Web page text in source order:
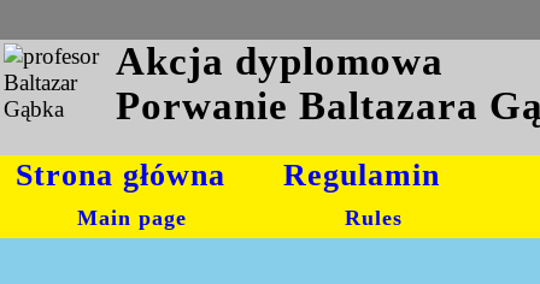
Akcja dyplomowa
Porwanie Baltazara
Strona główna
Main page
Regulamin
Rules